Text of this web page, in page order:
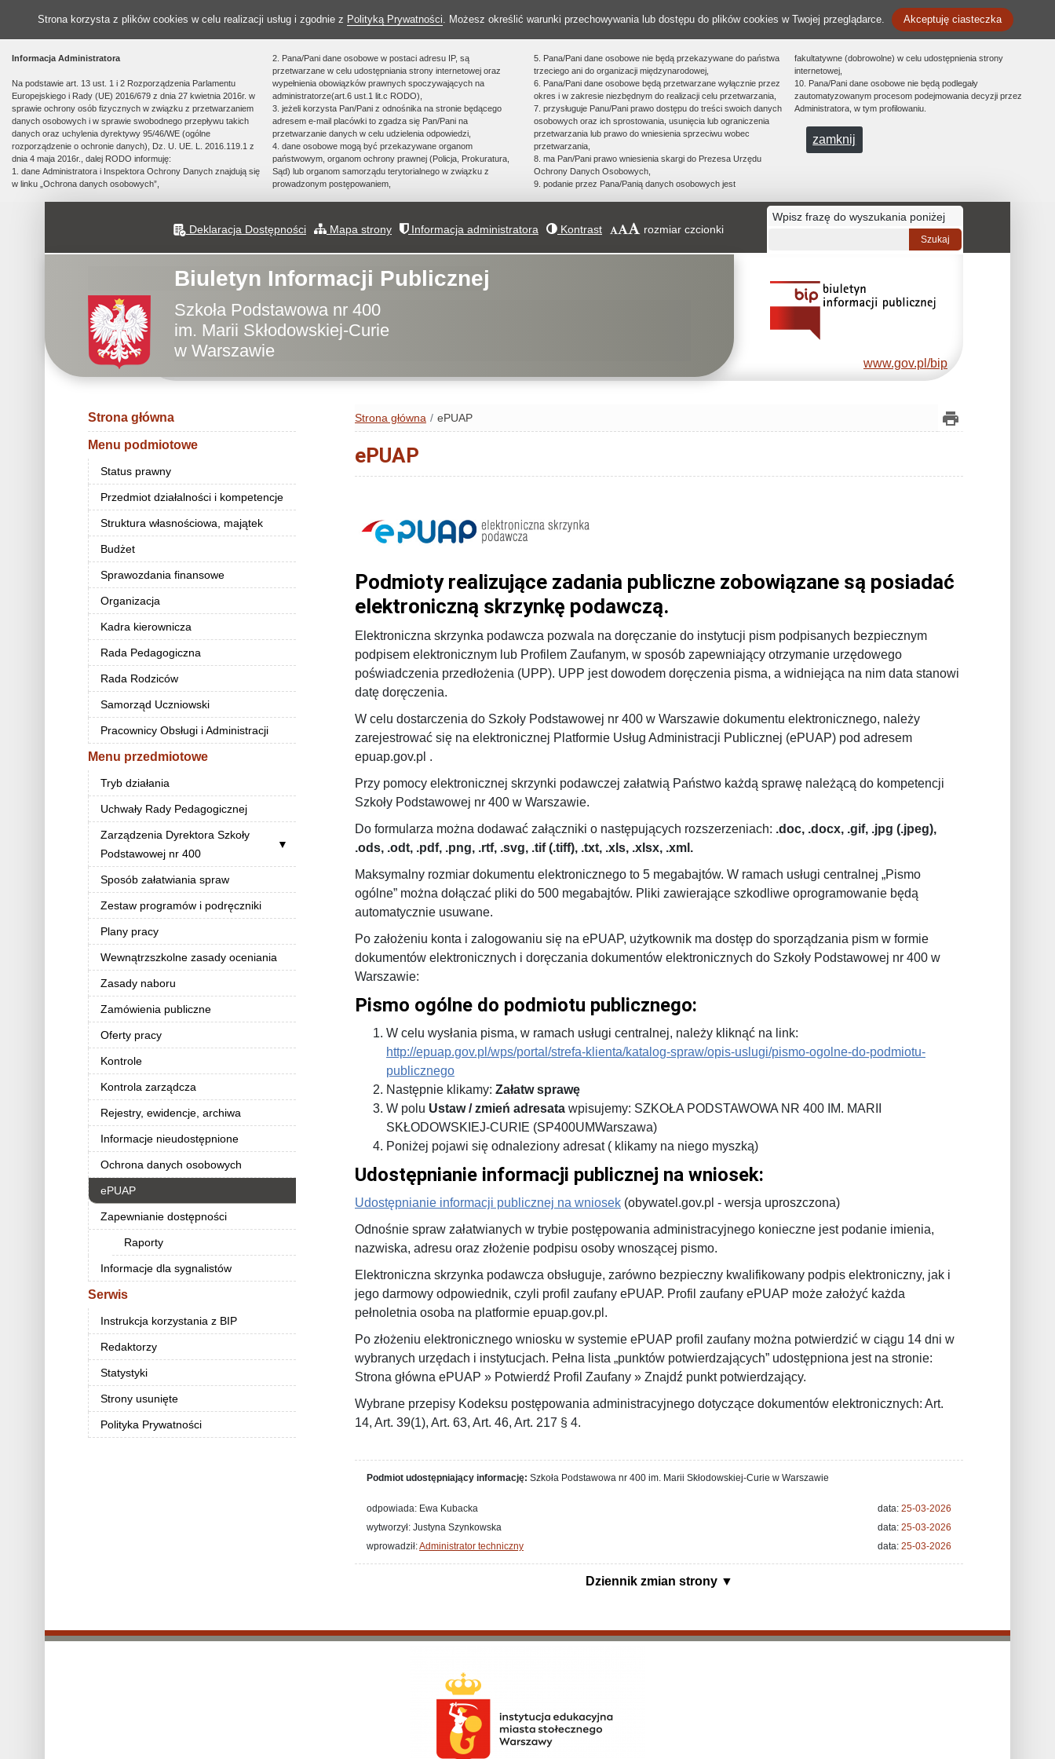
Strona korzysta z plików cookies w celu realizacji usług i zgodnie z Polityką Prywatności. Możesz określić warunki przechowywania lub dostępu do plików cookies w Twojej przeglądarce. Akceptuję ciasteczka
Informacja Administratora
Na podstawie art. 13 ust. 1 i 2 Rozporządzenia Parlamentu
Europejskiego i Rady (UE) 2016/679 z dnia 27 kwietnia 2016r. w
sprawie ochrony osób fizycznych w związku z przetwarzaniem
danych osobowych i w sprawie swobodnego przepływu takich
danych oraz uchylenia dyrektywy 95/46/WE (ogólne
rozporządzenie o ochronie danych), Dz. U. UE. L. 2016.119.1 z
dnia 4 maja 2016r., dalej RODO informuję:
1. dane Administratora i Inspektora Ochrony Danych znajdują się
w linku „Ochrona danych osobowych”,
2. Pana/Pani dane osobowe w postaci adresu IP, są
przetwarzane w celu udostępniania strony internetowej oraz
wypełnienia obowiązków prawnych spoczywających na
administratorze(art.6 ust.1 lit.c RODO),
3. jeżeli korzysta Pan/Pani z odnośnika na stronie będącego
adresem e-mail placówki to zgadza się Pan/Pani na
przetwarzanie danych w celu udzielenia odpowiedzi,
4. dane osobowe mogą być przekazywane organom
państwowym, organom ochrony prawnej (Policja, Prokuratura,
Sąd) lub organom samorządu terytorialnego w związku z
prowadzonym postępowaniem,
5. Pana/Pani dane osobowe nie będą przekazywane do państwa
trzeciego ani do organizacji międzynarodowej,
6. Pana/Pani dane osobowe będą przetwarzane wyłącznie przez
okres i w zakresie niezbędnym do realizacji celu przetwarzania,
7. przysługuje Panu/Pani prawo dostępu do treści swoich danych
osobowych oraz ich sprostowania, usunięcia lub ograniczenia
przetwarzania lub prawo do wniesienia sprzeciwu wobec
przetwarzania,
8. ma Pan/Pani prawo wniesienia skargi do Prezesa Urzędu
Ochrony Danych Osobowych,
9. podanie przez Pana/Panią danych osobowych jest
fakultatywne (dobrowolne) w celu udostępnienia strony
internetowej,
10. Pana/Pani dane osobowe nie będą podlegały
zautomatyzowanym procesom podejmowania decyzji przez
Administratora, w tym profilowaniu.
zamknij
Deklaracja Dostępności Mapa strony Informacja administratora Kontrast rozmiar czcionki
Wpisz frazę do wyszukania poniżej
Biuletyn Informacji Publicznej
Szkoła Podstawowa nr 400
im. Marii Skłodowskiej-Curie
w Warszawie
www.gov.pl/bip
Strona główna
Menu podmiotowe
Status prawny
Przedmiot działalności i kompetencje
Struktura własnościowa, majątek
Budżet
Sprawozdania finansowe
Organizacja
Kadra kierownicza
Rada Pedagogiczna
Rada Rodziców
Samorząd Uczniowski
Pracownicy Obsługi i Administracji
Menu przedmiotowe
Tryb działania
Uchwały Rady Pedagogicznej
Zarządzenia Dyrektora Szkoły
Podstawowej nr 400
Sposób załatwiania spraw
Zestaw programów i podręczniki
Plany pracy
Wewnątrzszkolne zasady oceniania
Zasady naboru
Zamówienia publiczne
Oferty pracy
Kontrole
Kontrola zarządcza
Rejestry, ewidencje, archiwa
Informacje nieudostępnione
Ochrona danych osobowych
ePUAP
Zapewnianie dostępności
Raporty
Informacje dla sygnalistów
Serwis
Instrukcja korzystania z BIP
Redaktorzy
Statystyki
Strony usunięte
Polityka Prywatności
Strona główna ePUAP
ePUAP
Podmioty realizujące zadania publiczne zobowiązane są posiadać
elektroniczną skrzynkę podawczą.
Elektroniczna skrzynka podawcza pozwala na doręczanie do instytucji pism podpisanych bezpiecznym
podpisem elektronicznym lub Profilem Zaufanym, w sposób zapewniający otrzymanie urzędowego
poświadczenia przedłożenia (UPP). UPP jest dowodem doręczenia pisma, a widniejąca na nim data stanowi
datę doręczenia.
W celu dostarczenia do Szkoły Podstawowej nr 400 w Warszawie dokumentu elektronicznego, należy
zarejestrować się na elektronicznej Platformie Usług Administracji Publicznej (ePUAP) pod adresem
epuap.gov.pl .
Przy pomocy elektronicznej skrzynki podawczej załatwią Państwo każdą sprawę należącą do kompetencji
Szkoły Podstawowej nr 400 w Warszawie.
Do formularza można dodawać załączniki o następujących rozszerzeniach: .doc, .docx, .gif, .jpg (.jpeg),
.ods, .odt, .pdf, .png, .rtf, .svg, .tif (.tiff), .txt, .xls, .xlsx, .xml.
Maksymalny rozmiar dokumentu elektronicznego to 5 megabajtów. W ramach usługi centralnej „Pismo
ogólne” można dołączać pliki do 500 megabajtów. Pliki zawierające szkodliwe oprogramowanie będą
automatycznie usuwane.
Po założeniu konta i zalogowaniu się na ePUAP, użytkownik ma dostęp do sporządzania pism w formie
dokumentów elektronicznych i doręczania dokumentów elektronicznych do Szkoły Podstawowej nr 400 w
Warszawie:
Pismo ogólne do podmiotu publicznego:
W celu wysłania pisma, w ramach usługi centralnej, należy kliknąć na link:
http://epuap.gov.pl/wps/portal/strefa-klienta/katalog-spraw/opis-uslugi/pismo-ogolne-do-podmiotu-
publicznego
Następnie klikamy: Załatw sprawę
W polu Ustaw / zmień adresata wpisujemy: SZKOŁA PODSTAWOWA NR 400 IM. MARII
SKŁODOWSKIEJ-CURIE (SP400UMWarszawa)
Poniżej pojawi się odnaleziony adresat ( klikamy na niego myszką)
Udostępnianie informacji publicznej na wniosek:
Udostępnianie informacji publicznej na wniosek (obywatel.gov.pl - wersja uproszczona)
Odnośnie spraw załatwianych w trybie postępowania administracyjnego konieczne jest podanie imienia,
nazwiska, adresu oraz złożenie podpisu osoby wnoszącej pismo.
Elektroniczna skrzynka podawcza obsługuje, zarówno bezpieczny kwalifikowany podpis elektroniczny, jak i
jego darmowy odpowiednik, czyli profil zaufany ePUAP. Profil zaufany ePUAP może założyć każda
pełnoletnia osoba na platformie epuap.gov.pl.
Po złożeniu elektronicznego wniosku w systemie ePUAP profil zaufany można potwierdzić w ciągu 14 dni w
wybranych urzędach i instytucjach. Pełna lista „punktów potwierdzających” udostępniona jest na stronie:
Strona główna ePUAP » Potwierdź Profil Zaufany » Znajdź punkt potwierdzający.
Wybrane przepisy Kodeksu postępowania administracyjnego dotyczące dokumentów elektronicznych: Art.
14, Art. 39(1), Art. 63, Art. 46, Art. 217 § 4.
Podmiot udostępniający informację: Szkoła Podstawowa nr 400 im. Marii Skłodowskiej-Curie w Warszawie
odpowiada: Ewa Kubacka data: 25-03-2026
wytworzył: Justyna Szynkowska
data: 25-03-2026
wprowadził:Administrator techniczny data: 25-03-2026
Dziennik zmian strony